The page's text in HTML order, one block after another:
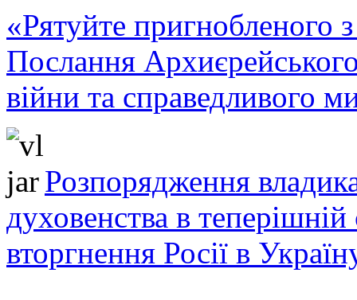
«Рятуйте пригнобленого
Послання
війни та справедливого
Розпорядження
духовенства в теперішній
вторгнення Росії в